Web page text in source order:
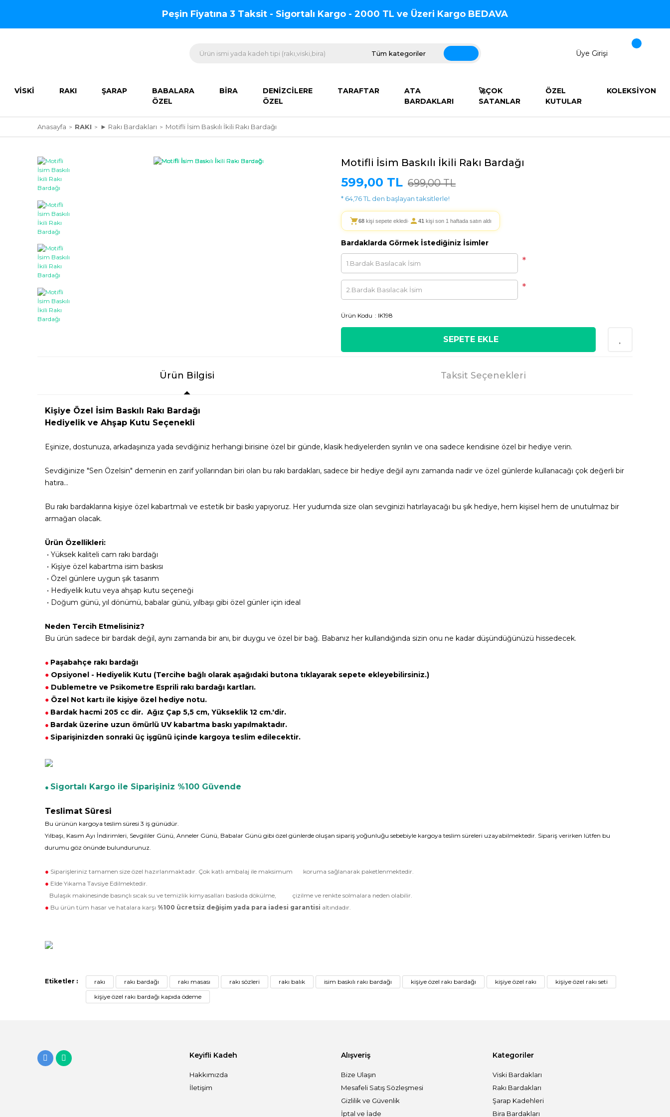
Peşin Fiyatına 3 Taksit - Sigortalı Kargo - 2000 TL ve Üzeri Kargo BEDAVA
Üye Girişi
VİSKİ RAKI ŞARAP
BABALARA
ÖZEL
BİRA
DENİZCİLERE
ÖZEL
TARAFTAR
ATA
BARDAKLARI
🚀ÇOK
SATANLAR
ÖZEL
KUTULAR
KOLEKSİYON
Anasayfa RAKI ► Rakı Bardakları Motifli İsim Baskılı İkili Rakı Bardağı
Motifli İsim Baskılı İkili Rakı Bardağı
599,00 TL 699,00 TL
* 64,76 TL den başlayan taksitlerle!
68 kişi sepete ekledi· 41 kişi son 1 haftada satın aldı
Bardaklarda Görmek İstediğiniz İsimler
*
*
Ürün Kodu IK198
SEPETE EKLE
Ürün Bilgisi Taksit Seçenekleri
Kişiye Özel İsim Baskılı Rakı Bardağı
Hediyelik ve Ahşap Kutu Seçenekli
Eşinize, dostunuza, arkadaşınıza yada sevdiğiniz herhangi birisine özel bir günde, klasik hediyelerden sıyrılın ve ona sadece kendisine özel bir hediye verin.
Sevdiğinize "Sen Özelsin" demenin en zarif yollarından biri olan bu rakı bardakları, sadece bir hediye değil aynı zamanda nadir ve özel günlerde kullanacağı çok değerli bir
hatıra...
Bu rakı bardaklarına kişiye özel kabartmalı ve estetik bir baskı yapıyoruz. Her yudumda size olan sevginizi hatırlayacağı bu şık hediye, hem kişisel hem de unutulmaz bir
armağan olacak.
Ürün Özellikleri:
• Yüksek kaliteli cam rakı bardağı
• Kişiye özel kabartma isim baskısı
• Özel günlere uygun şık tasarım
• Hediyelik kutu veya ahşap kutu seçeneği
• Doğum günü, yıl dönümü, babalar günü, yılbaşı gibi özel günler için ideal
Neden Tercih Etmelisiniz?
Bu ürün sadece bir bardak değil, aynı zamanda bir anı, bir duygu ve özel bir bağ. Babanız her kullandığında sizin onu ne kadar düşündüğünüzü hissedecek.
● Paşabahçe rakı bardağı
● Opsiyonel - Hediyelik Kutu (Tercihe bağlı olarak aşağıdaki butona tıklayarak sepete ekleyebilirsiniz.)
● Dublemetre ve Psikometre Esprili rakı bardağı kartları.
● Özel Not kartı ile kişiye özel hediye notu.
● Bardak hacmi 205 cc dir. Ağız Çap 5,5 cm, Yükseklik 12 cm.'dir.
● Bardak üzerine uzun ömürlü UV kabartma baskı yapılmaktadır.
● Siparişinizden sonraki üç işgünü içinde kargoya teslim edilecektir.
● Sigortalı Kargo ile Siparişiniz %100 Güvende
Teslimat Süresi
Bu ürünün kargoya teslim süresi 3 iş günüdür.
Yılbaşı, Kasım Ayı İndirimleri, Sevgililer Günü, Anneler Günü, Babalar Günü gibi özel günlerde oluşan sipariş yoğunluğu sebebiyle kargoya teslim süreleri uzayabilmektedir. Sipariş verirken lütfen bu
durumu göz önünde bulundurunuz.
● Siparişleriniz tamamen size özel hazırlanmaktadır. Çok katlı ambalaj ile maksimum koruma sağlanarak paketlenmektedir.
● Elde Yıkama Tavsiye Edilmektedir.
Bulaşık makinesinde basınçlı sıcak su ve temizlik kimyasalları baskıda dökülme, çizilme ve renkte solmalara neden olabilir.
● Bu ürün tüm hasar ve hatalara karşı %100 ücretsiz değişim yada para iadesi garantisi altındadır.
Etiketler : rakı rakı bardağı rakı masası rakı sözleri rakı balık isim baskılı rakı bardağı kişiye özel rakı bardağı kişiye özel rakı
kişiye özel rakı seti
kişiye özel rakı bardağı kapıda ödeme
Keyifli Kadeh
Hakkımızda
İletişim
Alışveriş
Bize Ulaşın
Mesafeli Satış Sözleşmesi
Gizlilik ve Güvenlik
İptal ve İade
Kategoriler
Viski Bardakları
Rakı Bardakları
Şarap Kadehleri
Bira Bardakları